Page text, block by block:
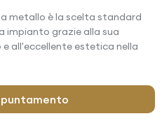
metallo è la scelta standard
impianto grazie alla sua
all'eccellente estetica nella